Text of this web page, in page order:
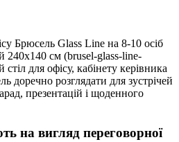
Брюсель Glass Line на 8-10 осіб
см (brusel-glass-line-
для офісу, кабінету керівника
доречно розглядати для зустрічей
презентацій і щоденного
на вигляд переговорної